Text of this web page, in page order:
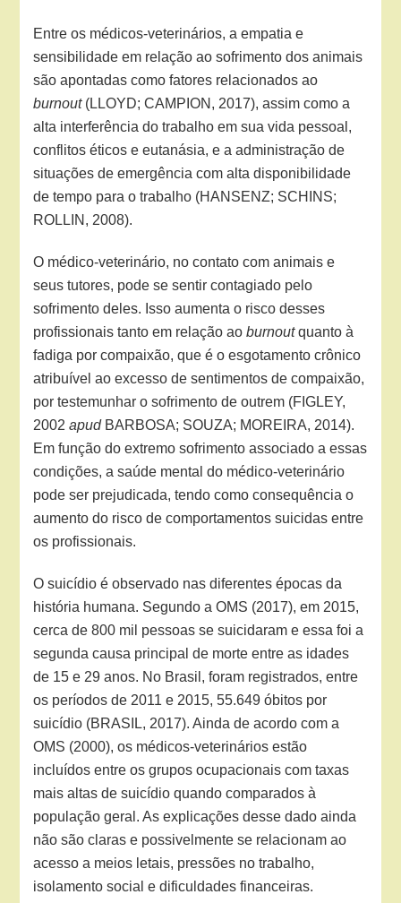
Entre os médicos-veterinários, a empatia e
sensibilidade em relação ao sofrimento dos animais
são apontadas como fatores relacionados ao
burnout(LLOYD; CAMPION, 2017), assim como a
alta interferência do trabalho em sua vida pessoal,
conflitos éticos e eutanásia, e a administração de
situações de emergência com alta disponibilidade
de tempo para o trabalho (HANSENZ; SCHINS;
ROLLIN, 2008).
O médico-veterinário, no contato com animais e
seus tutores, pode se sentir contagiado pelo
sofrimento deles. Isso aumenta o risco desses
profissionais tanto em relação aoburnoutquanto à
fadiga por compaixão, que é o esgotamento crônico
atribuível ao excesso de sentimentos de compaixão,
por testemunhar o sofrimento de outrem (FIGLEY,
2002apudBARBOSA; SOUZA; MOREIRA, 2014).
Em função do extremo sofrimento associado a essas
condições, a saúde mental do médico-veterinário
pode ser prejudicada, tendo como consequência o
aumento do risco de comportamentos suicidas entre
os profissionais.
O suicídio é observado nas diferentes épocas da
história humana. Segundo a OMS (2017), em 2015,
cerca de 800 mil pessoas se suicidaram e essa foi a
segunda causa principal de morte entre as idades
de 15 e 29 anos. No Brasil, foram registrados, entre
os períodos de 2011 e 2015, 55.649 óbitos por
suicídio (BRASIL, 2017). Ainda de acordo com a
OMS (2000), os médicos-veterinários estão
incluídos entre os grupos ocupacionais com taxas
mais altas de suicídio quando comparados à
população geral. As explicações desse dado ainda
não são claras e possivelmente se relacionam ao
acesso a meios letais, pressões no trabalho,
isolamento social e dificuldades financeiras.